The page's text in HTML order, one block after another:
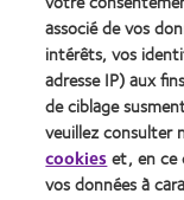
Actualites
Contact
Legal
Politique de
associé de vos
intérêts, vos
adresse IP) aux
de ciblage
veuillez consulter
cookieset, en ce
vos données à